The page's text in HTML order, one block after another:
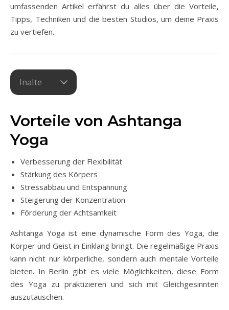
umfassenden Artikel erfährst du alles über die Vorteile,
Tipps, Techniken und die besten Studios, um deine Praxis
zu vertiefen.
Inalte
Vorteile von Ashtanga
Yoga
Verbesserung der Flexibilität
Stärkung des Körpers
Stressabbau und Entspannung
Steigerung der Konzentration
Förderung der Achtsamkeit
Ashtanga Yoga ist eine dynamische Form des Yoga, die
Körper und Geist in Einklang bringt. Die regelmäßige Praxis
kann nicht nur körperliche, sondern auch mentale Vorteile
bieten. In Berlin gibt es viele Möglichkeiten, diese Form
des Yoga zu praktizieren und sich mit Gleichgesinnten
auszutauschen.